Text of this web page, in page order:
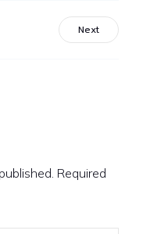
Next
Required